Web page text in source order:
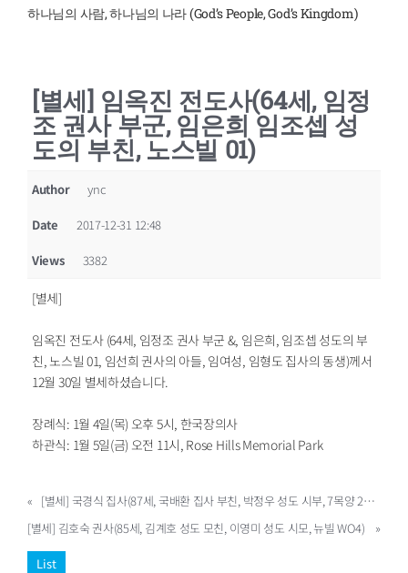
하나님의 사람, 하나님의 나라 (God’s People, God’s Kingdom)
[별세] 임옥진 전도사(64세, 임정
조 권사 부군, 임은희 임조셉 성
도의 부친, 노스빌 01)
Author ync
Date 2017-12-31 12:48
Views 3382
[별세]
임옥진 전도사 (64세, 임정조 권사 부군 &, 임은희, 임조셉 성도의 부
친, 노스빌 01, 임선희 권사의 아들, 임여성, 임형도 집사의 동생)께서
12월 30일 별세하셨습니다.
장례식: 1월 4일(목) 오후 5시, 한국장의사
하관식: 1월 5일(금) 오전 11시, Rose Hills Memorial Park
«
[별세] 국경식 집사(87세, 국배환 집사 부친, 박정우 성도 시부, 7목양 2목장)
[별세] 김호숙 권사(85세, 김계호 성도 모친, 이영미 성도 시모, 뉴빌 WO4)
»
List